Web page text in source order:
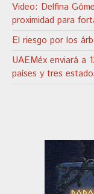
Video: Delfina
proximidad para
El riesgo por los
UAEMéx enviará a
países y tres